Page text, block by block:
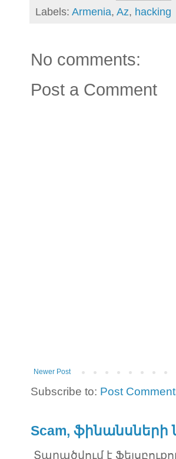
Labels: Armenia, Az, hacking
No comments:
Post a Comment
Newer Post
Subscribe to: Post
Scam,
Տարածվում է